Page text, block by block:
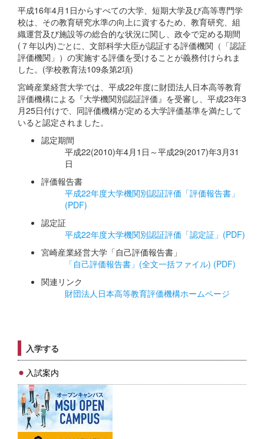
入学する
入試案内
平成16年4月1日からすべての大学、短期大学及び高等専門学
校は、その教育研究水準の向上に資するため、教育研究、組
織運営及び施設等の総合的な状況に関し、政令で定める期間
(７年以内)ごとに、文部科学大臣が認証する評価機関（「認証
評価機関」）の実施する評価を受けることが義務付けられま
した。(学校教育法109条第2項)
宮崎産業経営大学では、平成22年度に財団法人日本高等教育
評価機構による『大学機関別認証評価』を受審し、平成23年3
月25日付けで、同評価機構が定める大学評価基準を満たして
いると認定されました。
認定期間
平成22(2010)年4月1日～平成29(2017)年3月31
日
評価報告書
平成22年度大学機関別認証評価「評価報告書」
(PDF)
認定証
平成22年度大学機関別認証評価「認定証」(PDF)
宮崎産業経営大学「自己評価報告書」
「自己評価報告書」(全文一括ファイル) (PDF)
関連リンク
財団法人日本高等教育評価機構ホームページ